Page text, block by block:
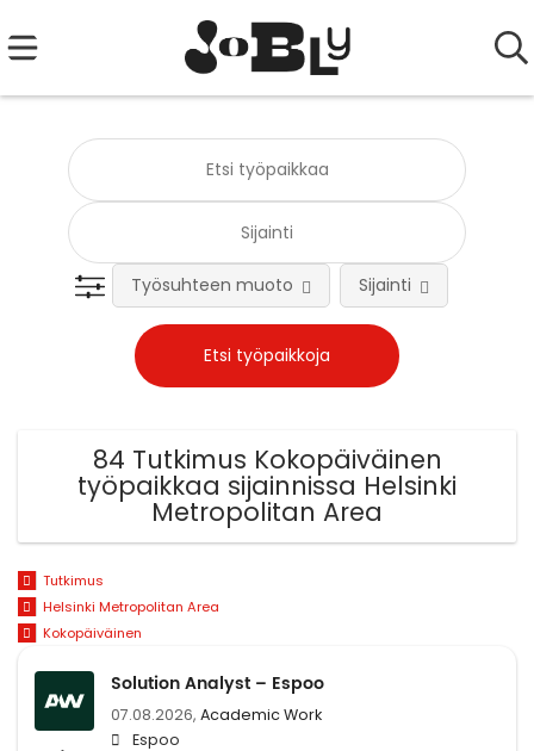
Työsuhteen muoto Sijainti
84 Tutkimus Kokopäiväinen
työpaikkaa sijainnissa Helsinki
Metropolitan Area
Tutkimus
Helsinki Metropolitan Area
Kokopäiväinen
Solution Analyst – Espoo
07.08.2026, Academic Work
Espoo